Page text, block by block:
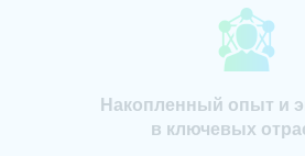
Накопленный опыт и
в ключевых